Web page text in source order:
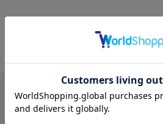
NEWSLETTER メルマガ登録